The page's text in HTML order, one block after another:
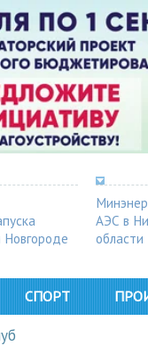
АЭС в
области
СПОРТ